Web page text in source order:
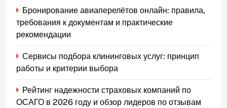
Бронирование авиаперелётов онлайн: правила,
требования к документам и практические
рекомендации
Сервисы подбора клининговых услуг: принцип
работы и критерии выбора
Рейтинг надежности страховых компаний по
ОСАГО в 2026 году и обзор лидеров по отзывам